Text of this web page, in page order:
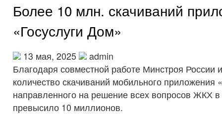
Более 10 млн. скачиваний
«Госуслуги Дом»
13 мая, 2025
admin
Благодаря совместной работе Минстроя
количество скачиваний мобильного приложения
направленного на решение всех вопросов ЖКХ
превысило 10 миллионов.